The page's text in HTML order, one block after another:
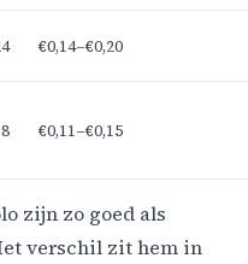
€0,14–€0,20
€0,11–€0,15
zijn zo goed als
verschil zit hem in